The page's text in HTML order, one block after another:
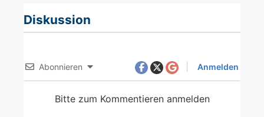
Diskussion
Abonnieren Anmelden
Bitte zum Kommentieren anmelden